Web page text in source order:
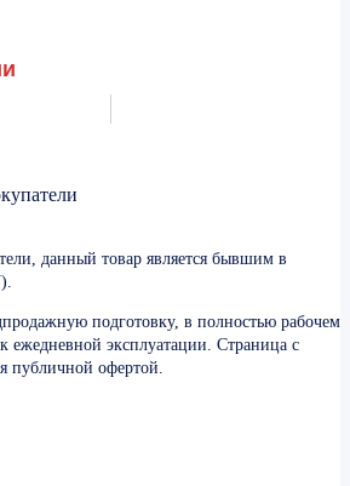
данный товар является бывшим в
подготовку, в полностью рабочем
ежедневной эксплуатации. Страница с
публичной офертой.